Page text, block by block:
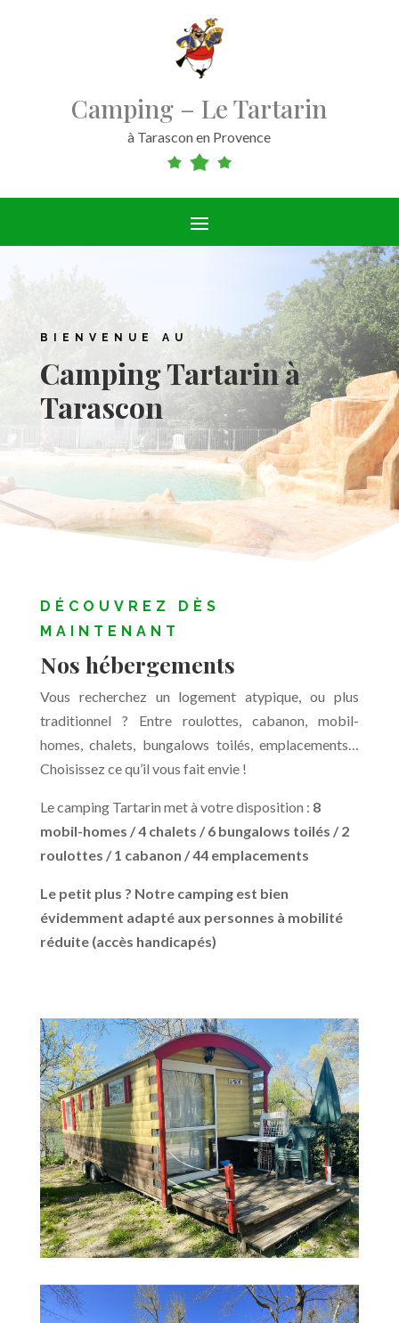
Camping – Le Tartarin
à Tarascon en Provence
BIENVENUE AU
Camping Tartarin à
Tarascon
DÉCOUVREZ DÈS
MAINTENANT
Nos hébergements
Vous recherchez un logement atypique, ou plus
traditionnel ? Entre roulottes, cabanon, mobil-
homes, chalets, bungalows toilés, emplacements…
Choisissez ce qu’il vous fait envie !
Le camping Tartarin met à votre disposition : 8
mobil-homes / 4 chalets / 6 bungalows toilés / 2
roulottes / 1 cabanon / 44 emplacements
Le petit plus ? Notre camping est bien
évidemment adapté aux personnes à mobilité
réduite (accès handicapés)